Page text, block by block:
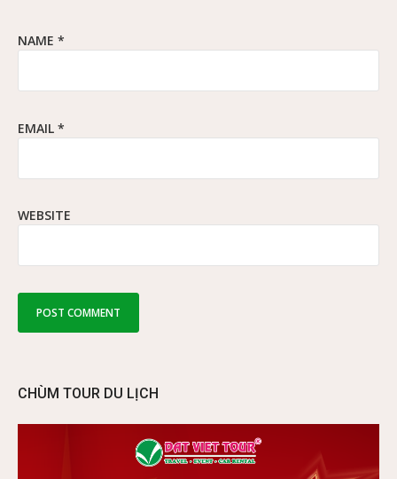
NAME *
EMAIL *
WEBSITE
CHÙM TOUR DU LỊCH